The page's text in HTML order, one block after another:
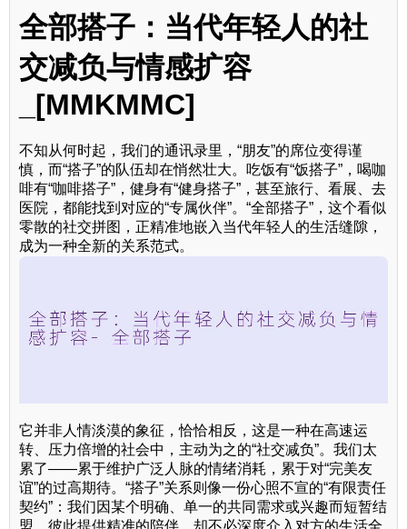
全部搭子：当代年轻人的社
交减负与情感扩容
_[MMKMMC]
不知从何时起，我们的通讯录里，“朋友”的席位变得谨
慎，而“搭子”的队伍却在悄然壮大。吃饭有“饭搭子”，喝咖
啡有“咖啡搭子”，健身有“健身搭子”，甚至旅行、看展、去
医院，都能找到对应的“专属伙伴”。“全部搭子”，这个看似
零散的社交拼图，正精准地嵌入当代年轻人的生活缝隙，
成为一种全新的关系范式。
它并非人情淡漠的象征，恰恰相反，这是一种在高速运
转、压力倍增的社会中，主动为之的“社交减负”。我们太
累了——累于维护广泛人脉的情绪消耗，累于对“完美友
谊”的过高期待。“搭子”关系则像一份心照不宣的“有限责任
契约”：我们因某个明确、单一的共同需求或兴趣而短暂结